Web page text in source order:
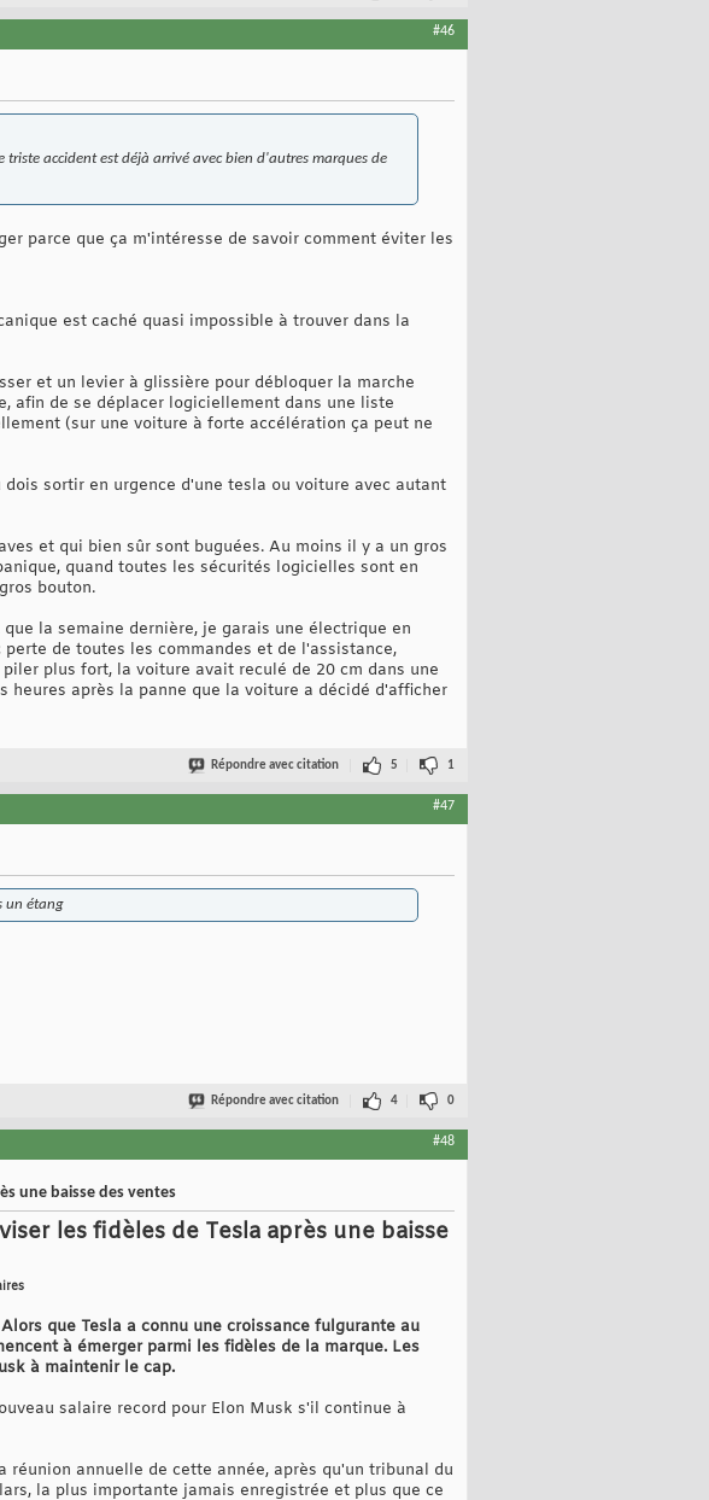
#46
accident est déjà arrivé avec bien d'autres marques de
parce que ça m'intéresse de savoir comment éviter les
est caché quasi impossible à trouver dans la
et un levier à glissière pour débloquer la marche
afin de se déplacer logiciellement dans une liste
(sur une voiture à forte accélération ça peut ne
sortir en urgence d'une tesla ou voiture avec autant
et qui bien sûr sont buguées. Au moins il y a un gros
quand toutes les sécurités logicielles sont en
bouton.
la semaine dernière, je garais une électrique en
de toutes les commandes et de l'assistance,
plus fort, la voiture avait reculé de 20 cm dans une
heures après la panne que la voiture a décidé d'afficher
Répondre avec citation 5 1
#47
un étang
Répondre avec citation 4 0
#48
une baisse des ventes
les fidèles de Tesla après une baisse
que Tesla a connu une croissance fulgurante au
à émerger parmi les fidèles de la marque. Les
à maintenir le cap.
salaire record pour Elon Musk s'il continue à
annuelle de cette année, après qu'un tribunal du
la plus importante jamais enregistrée et plus que ce